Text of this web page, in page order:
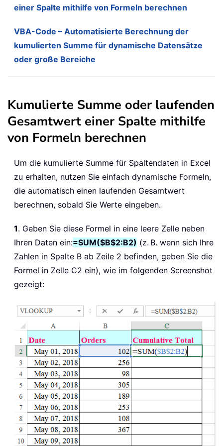
einer Spalte mithilfe von Formeln berechnen
VBA-Code – Automatisierte Berechnung der
kumulierten Summe für dynamische Datensätze
oder große Bereiche
Kumulierte Summe oder laufenden
Gesamtwert einer Spalte mithilfe
von Formeln berechnen
Um die kumulierte Summe für Spaltendaten in Excel
zu erhalten, nutzen Sie einfach dynamische Formeln,
die automatisch einen laufenden Gesamtwert
berechnen, sobald Sie Werte eingeben.
1. Geben Sie diese Formel in eine leere Zelle neben
Ihren Daten ein:=SUM($B$2:B2) (z. B. wenn sich Ihre
Zahlen in Spalte B ab Zeile 2 befinden, geben Sie die
Formel in Zelle C2 ein), wie im folgenden Screenshot
gezeigt: